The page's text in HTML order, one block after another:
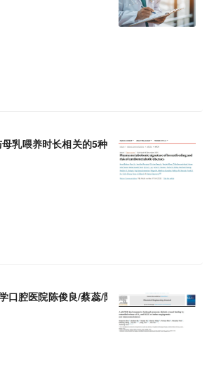
乳喂养时长相关的5种血浆代谢物可降低妈妈
口腔医院陈俊良/蔡蕊/陶刚：控释O2和EGCG